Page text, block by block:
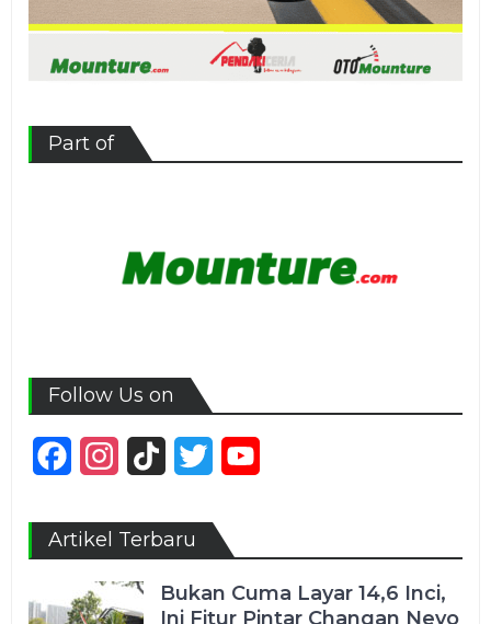
Part of
Follow Us on
FacebookInstagram
TikTok Twitter
Artikel Terbaru
Bukan Cuma Layar 14,6 Inci,
Ini Fitur Pintar Changan Nevo